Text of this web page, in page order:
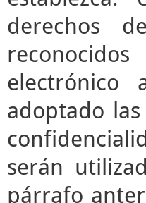
derechos
electrónico
adoptado
serán
párrafo